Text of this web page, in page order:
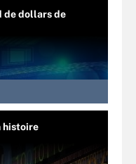
de dollars de
histoire